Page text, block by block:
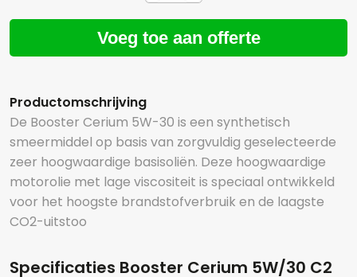
Voeg toe aan offerte
Productomschrijving
De Booster Cerium 5W-30 is een synthetisch
smeermiddel op basis van zorgvuldig geselecteerde
zeer hoogwaardige basisoliën. Deze hoogwaardige
motorolie met lage viscositeit is speciaal ontwikkeld
voor het hoogste brandstofverbruik en de laagste
CO2-uitstoo
Specificaties Booster Cerium 5W/30 C2